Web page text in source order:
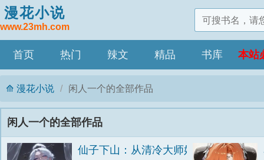
漫花小说
www.23mh.com
首页 热门 辣文 精品 书库 本站
漫花小说 闲人一个的全部作品
闲人一个的全部作品
仙子下山：从清冷大师姐到万人骑的破